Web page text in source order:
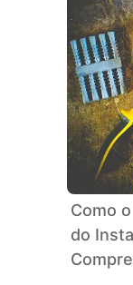
Como
do